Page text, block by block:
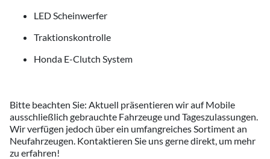
LED Scheinwerfer
Traktionskontrolle
Honda E-Clutch System
Bitte beachten Sie: Aktuell präsentieren wir auf Mobile
ausschließlich gebrauchte Fahrzeuge und Tageszulassungen.
Wir verfügen jedoch über ein umfangreiches Sortiment an
Neufahrzeugen. Kontaktieren Sie uns gerne direkt, um mehr
zu erfahren!